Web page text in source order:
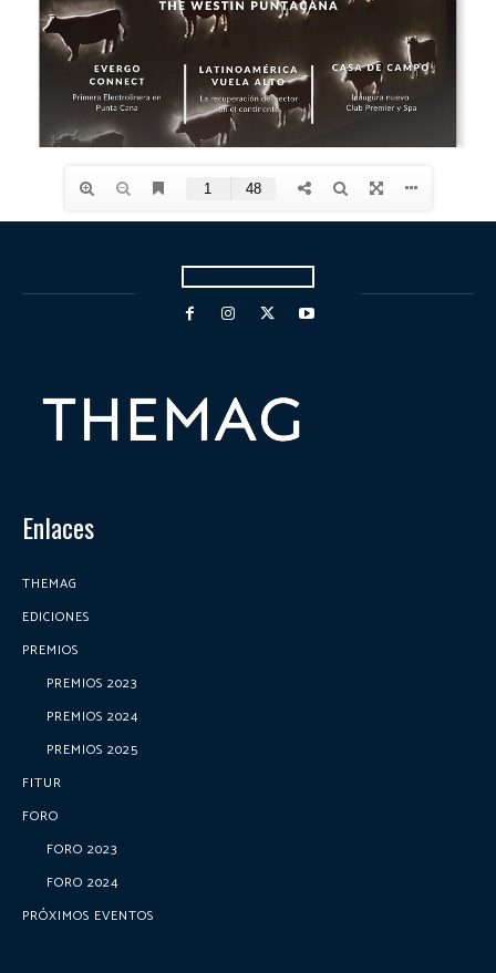
Enlaces
THEMAG
EDICIONES
PREMIOS
PREMIOS 2023
PREMIOS 2024
PREMIOS 2025
FITUR
FORO
FORO 2023
FORO 2024
PRÓXIMOS EVENTOS